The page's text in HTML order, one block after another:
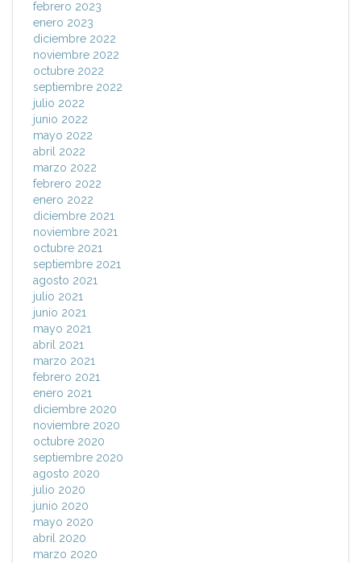
febrero 2023
enero 2023
diciembre 2022
noviembre 2022
octubre 2022
septiembre 2022
julio 2022
junio 2022
mayo 2022
abril 2022
marzo 2022
febrero 2022
enero 2022
diciembre 2021
noviembre 2021
octubre 2021
septiembre 2021
agosto 2021
julio 2021
junio 2021
mayo 2021
abril 2021
marzo 2021
febrero 2021
enero 2021
diciembre 2020
noviembre 2020
octubre 2020
septiembre 2020
agosto 2020
julio 2020
junio 2020
mayo 2020
abril 2020
marzo 2020